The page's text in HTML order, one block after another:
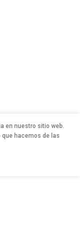
en nuestro sitio web.
hacemos de las